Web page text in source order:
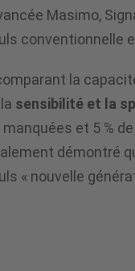
Masimo,
la
sensibilité et la
manquées et 5 %
démontré
« nouvelle